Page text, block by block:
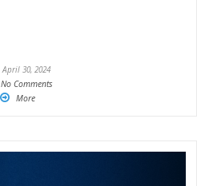
April 30, 2024
No Comments
More